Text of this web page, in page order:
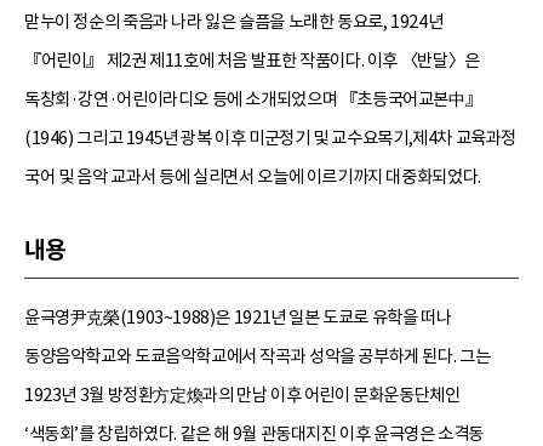
맏누이 정순의 죽음과 나라 잃은 슬픔을 노래한 동요로, 1924년
『어린이』 제2권 제11호에 처음 발표한 작품이다. 이후 〈반달〉은
독창회·강연·어린이라디오 등에 소개되었으며 『초등국어교본中』
(1946) 그리고 1945년 광복 이후 미군정기 및 교수요목기,제4차 교육과정
국어 및 음악 교과서 등에 실리면서 오늘에 이르기까지 대중화되었다.
내용
윤극영尹克榮(1903~1988)은 1921년 일본 도쿄로 유학을 떠나
동양음악학교와 도쿄음악학교에서 작곡과 성악을 공부하게 된다. 그는
1923년 3월 방정환方定煥과의 만남 이후 어린이 문화운동단체인
‘색동회’를 창립하였다. 같은 해 9월 관동대지진 이후 윤극영은 소격동